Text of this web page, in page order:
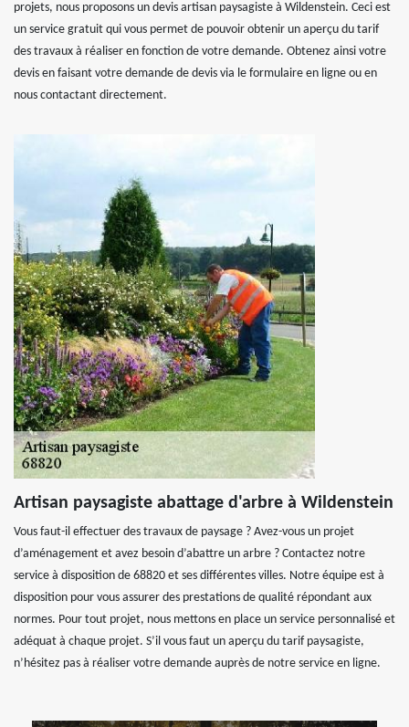
projets, nous proposons un devis artisan paysagiste à Wildenstein. Ceci est
un service gratuit qui vous permet de pouvoir obtenir un aperçu du tarif
des travaux à réaliser en fonction de votre demande. Obtenez ainsi votre
devis en faisant votre demande de devis via le formulaire en ligne ou en
nous contactant directement.
Artisan paysagiste abattage d'arbre à Wildenstein
Vous faut-il effectuer des travaux de paysage ? Avez-vous un projet
d’aménagement et avez besoin d’abattre un arbre ? Contactez notre
service à disposition de 68820 et ses différentes villes. Notre équipe est à
disposition pour vous assurer des prestations de qualité répondant aux
normes. Pour tout projet, nous mettons en place un service personnalisé et
adéquat à chaque projet. S’il vous faut un aperçu du tarif paysagiste,
n’hésitez pas à réaliser votre demande auprès de notre service en ligne.